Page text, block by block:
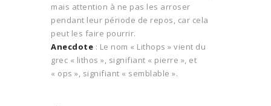
mais attention à ne pas les arroser
pendant leur période de repos, car cela
peut les faire pourrir.
Anecdote : Le nom « Lithops » vient du
grec « lithos », signifiant « pierre », et
« ops », signifiant « semblable ».